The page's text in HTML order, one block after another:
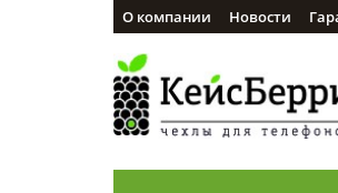
О компании Новости